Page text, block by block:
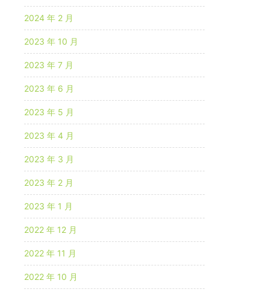
2024 年 2 月
2023 年 10 月
2023 年 7 月
2023 年 6 月
2023 年 5 月
2023 年 4 月
2023 年 3 月
2023 年 2 月
2023 年 1 月
2022 年 12 月
2022 年 11 月
2022 年 10 月